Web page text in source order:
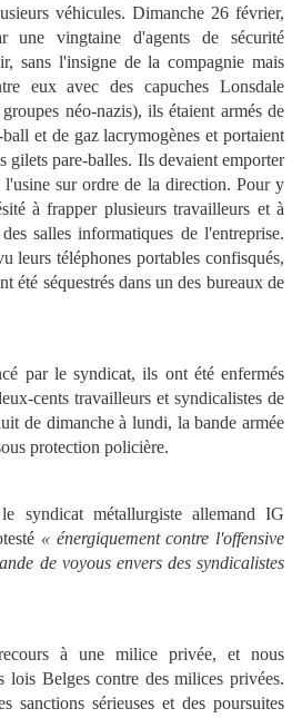
véhicules. Dimanche 26 février,
une vingtaine d'agents de sécurité
sans l'insigne de la compagnie mais
eux avec des capuches Lonsdale
néo-nazis), ils étaient armés de
ball et de gaz lacrymogènes et portaient
gilets pare-balles. Ils devaient emporter
sur ordre de la direction. Pour y
à frapper plusieurs travailleurs et à
salles informatiques de l'entreprise.
leurs téléphones portables confisqués,
été séquestrés dans un des bureaux de
par le syndicat, ils ont été enfermés
cents travailleurs et syndicalistes de
de dimanche à lundi, la bande armée
protection policière.
syndicat métallurgiste allemand IG
« énergiquement contre l'offensive
de voyous envers des syndicalistes
à une milice privée, et nous
lois Belges contre des milices privées.
sanctions sérieuses et des poursuites